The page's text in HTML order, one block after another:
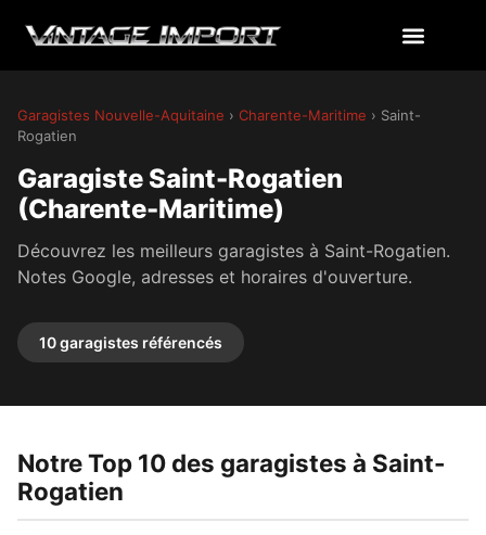
Garagistes Nouvelle-Aquitaine › Charente-Maritime › Saint-
Rogatien
Garagiste Saint-Rogatien
(Charente-Maritime)
Découvrez les meilleurs garagistes à Saint-Rogatien.
Notes Google, adresses et horaires d'ouverture.
10 garagistes référencés
Notre Top 10 des garagistes à Saint-
Rogatien